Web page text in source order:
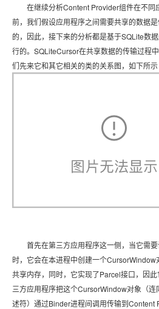
在继续分析Content Provider组件在不同
前，我们假设应用程序之间需要共享的数据
的，因此，接下来的分析都是基于SQLite数
行的。SQLiteCursor在共享数据的传输过程
们先来它和其它相关的类的关系图，如下所示
首先在第三方应用程序这一侧，当它需要
时，它会在本进程中创建一个
共享内存，同时，它实现了Parcel接口，因
三方应用程序把这个CursorWindow对象（
述符）通过Binder进程间调用传输到Content